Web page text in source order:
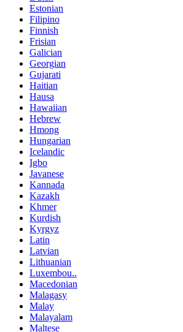
Estonian
Filipino
Finnish
Frisian
Galician
Georgian
Gujarati
Haitian
Hausa
Hawaiian
Hebrew
Hmong
Hungarian
Icelandic
Igbo
Javanese
Kannada
Kazakh
Khmer
Kurdish
Kyrgyz
Latin
Latvian
Lithuanian
Luxembou..
Macedonian
Malagasy
Malay
Malayalam
Maltese